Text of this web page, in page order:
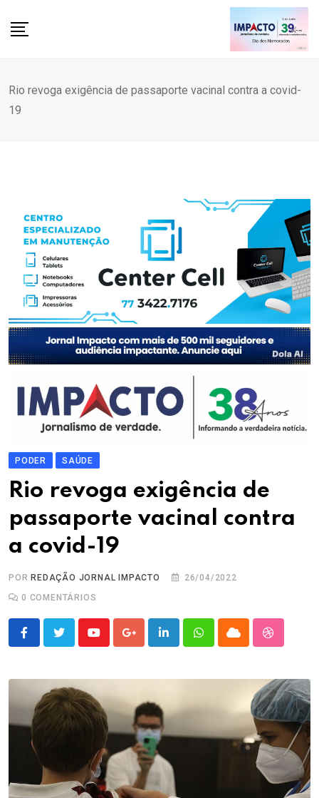
Rio revoga exigência de passaporte vacinal contra a covid-
19
PODER SAÚDE
Rio revoga exigência de
passaporte vacinal contra
a covid-19
POR REDAÇÃO JORNAL IMPACTO
26/04/2022
0 COMENTÁRIOS
YoutubeGoogle+LinkedInWhatsappCloud